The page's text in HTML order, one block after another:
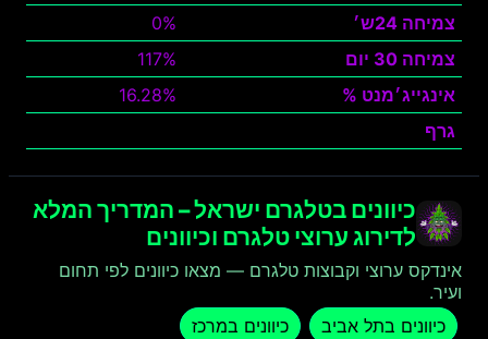
צמיחה 24ש׳
0%
צמיחה 30 יום
117%
אינגייג׳מנט %
16.28%
גרף
כיוונים בטלגרם ישראל – המדריך המלא
לדירוג ערוצי טלגרם וכיוונים
אינדקס ערוצי וקבוצות טלגרם — מצאו כיוונים לפי תחום
ועיר.
כיוונים בתל אביב
כיוונים במרכז